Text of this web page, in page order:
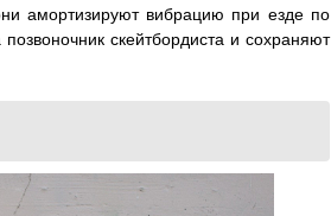
амортизируют вибрацию при езде по
скейтбордиста и сохраняют